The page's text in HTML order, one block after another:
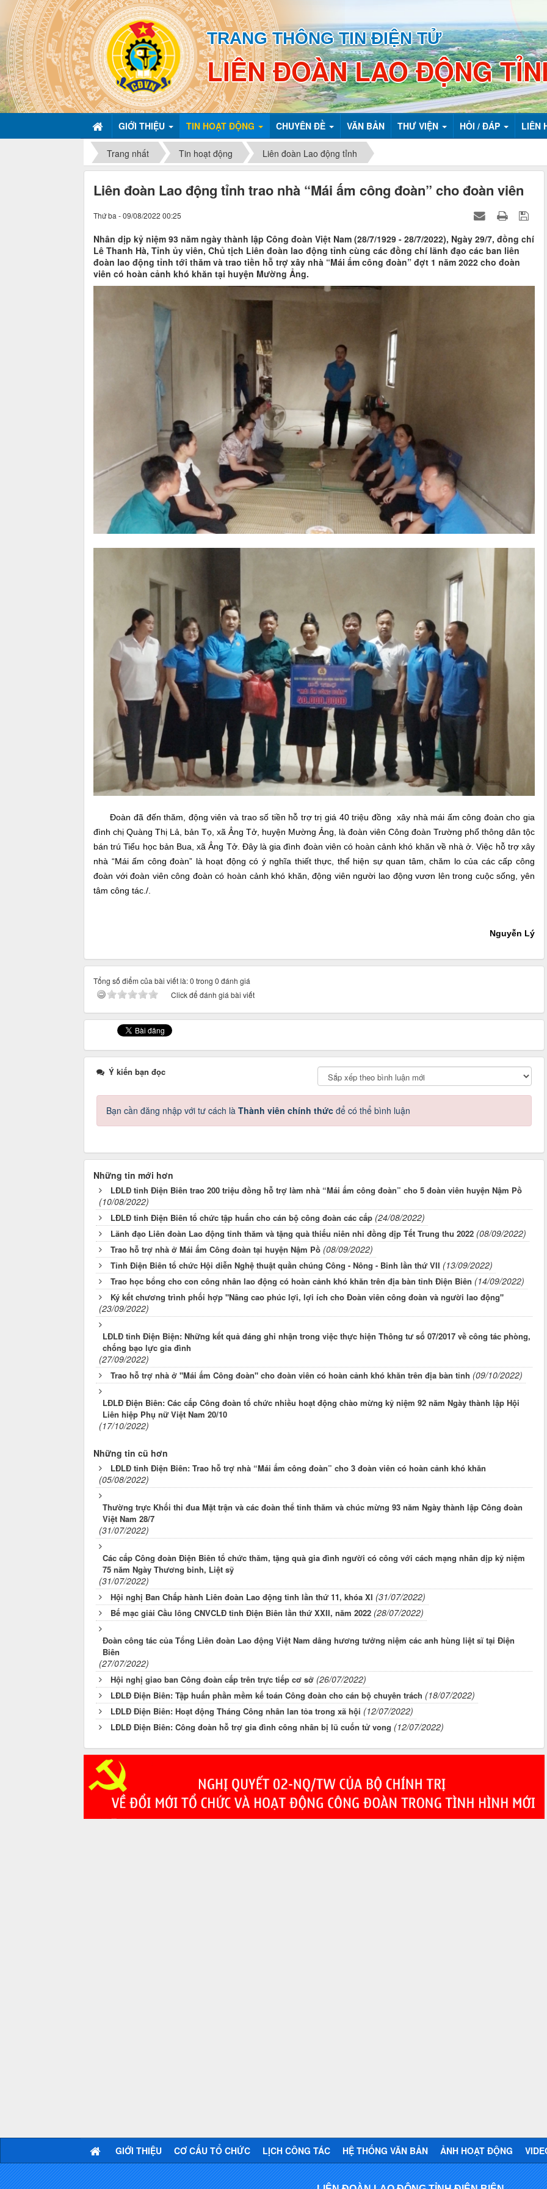
TRANG THÔNG TIN ĐIỆN TỬ
LIÊN ĐOÀN LAO ĐỘNG
GIỚI THIỆU TIN HOẠT ĐỘNG CHUYÊN ĐỀ VĂN BẢN THƯ VIỆN HỎI / ĐÁP LIÊN
Trang nhất Tin hoạt động Liên đoàn Lao động tỉnh
Liên đoàn Lao động tỉnh trao nhà “Mái ấm công đoàn” cho đoàn viên
Thứ ba - 09/08/2022 00:25
Nhân dịp kỷ niệm 93 năm ngày thành lập Công đoàn Việt Nam (28/7/1929 - 28/7/2022), Ngày 29/7, đồng chí
Lê Thanh Hà, Tỉnh ủy viên, Chủ tịch Liên đoàn lao động tỉnh cùng các đồng chí lãnh đạo các ban liên
đoàn lao động tỉnh tới thăm và trao tiền hỗ trợ xây nhà “Mái ấm công đoàn” đợt 1 năm 2022 cho đoàn
viên có hoàn cảnh khó khăn tại huyện Mường Ảng.
Đoàn đã đến thăm, động viên và trao số tiền hỗ trợ trị giá 40 triệu đồng xây nhà mái ấm công đoàn cho gia
đình chị Quàng Thị Lả, bản Tọ, xã Ẳng Tở, huyện Mường Ảng, là đoàn viên Công đoàn Trường phổ thông dân tộc
bán trú Tiểu học bản Bua, xã Ẳng Tở. Đây là gia đình đoàn viên có hoàn cảnh khó khăn về nhà ở. Việc hỗ trợ xây
nhà “Mái ấm công đoàn” là hoạt động có ý nghĩa thiết thực, thể hiện sự quan tâm, chăm lo của các cấp công
đoàn với đoàn viên công đoàn có hoàn cảnh khó khăn, động viên người lao động vươn lên trong cuộc sống, yên
tâm công tác./.
Nguyễn Lý
Tổng số điểm của bài viết là: 0 trong 0 đánh giá
Click để đánh giá bài viết
Ý kiến bạn đọc
Bạn cần đăng nhập với tư cách là Thành viên chính thức để có thể bình luận
Những tin mới hơn
LĐLĐ tỉnh Điện Biên trao 200 triệu đồng hỗ trợ làm nhà “Mái ấm công đoàn” cho 5 đoàn viên huyện Nậm Pồ
(10/08/2022)
LĐLĐ tỉnh Điện Biên tổ chức tập huấn cho cán bộ công đoàn các cấp (24/08/2022)
Lãnh đạo Liên đoàn Lao động tỉnh thăm và tặng quà thiếu niên nhi đồng dịp Tết Trung thu 2022 (08/09/2022)
Trao hỗ trợ nhà ở Mái ấm Công đoàn tại huyện Nậm Pồ (08/09/2022)
Tỉnh Điện Biên tổ chức Hội diễn Nghệ thuật quần chúng Công - Nông - Binh lần thứ VII (13/09/2022)
Trao học bổng cho con công nhân lao động có hoàn cảnh khó khăn trên địa bàn tỉnh Điện Biên (14/09/2022)
Ký kết chương trình phối hợp "Nâng cao phúc lợi, lợi ích cho Đoàn viên công đoàn và người lao động"
(23/09/2022)
LĐLĐ tỉnh Điện Biện: Những kết quả đáng ghi nhận trong việc thực hiện Thông tư số 07/2017 về công tác phòng,
chống bạo lực gia đình
(27/09/2022)
Trao hỗ trợ nhà ở "Mái ấm Công đoàn" cho đoàn viên có hoàn cảnh khó khăn trên địa bàn tỉnh (09/10/2022)
LĐLĐ Điện Biên: Các cấp Công đoàn tổ chức nhiều hoạt động chào mừng kỷ niệm 92 năm Ngày thành lập Hội
Liên hiệp Phụ nữ Việt Nam 20/10
(17/10/2022)
Những tin cũ hơn
LĐLĐ tỉnh Điện Biên: Trao hỗ trợ nhà “Mái ấm công đoàn” cho 3 đoàn viên có hoàn cảnh khó khăn
(05/08/2022)
Thường trực Khối thi đua Mặt trận và các đoàn thể tỉnh thăm và chúc mừng 93 năm Ngày thành lập Công đoàn
Việt Nam 28/7
(31/07/2022)
Các cấp Công đoàn Điện Biên tổ chức thăm, tặng quà gia đình người có công với cách mạng nhân dịp kỷ niệm
75 năm Ngày Thương binh, Liệt sỹ
(31/07/2022)
Hội nghị Ban Chấp hành Liên đoàn Lao động tỉnh lần thứ 11, khóa XI (31/07/2022)
Bế mạc giải Cầu lông CNVCLĐ tỉnh Điện Biên lần thứ XXII, năm 2022 (28/07/2022)
Đoàn công tác của Tổng Liên đoàn Lao động Việt Nam dâng hương tưởng niệm các anh hùng liệt sĩ tại Điện
Biên
(27/07/2022)
Hội nghị giao ban Công đoàn cấp trên trực tiếp cơ sở (26/07/2022)
LĐLĐ Điện Biên: Tập huấn phần mềm kế toán Công đoàn cho cán bộ chuyên trách (18/07/2022)
LĐLĐ Điện Biên: Hoạt động Tháng Công nhân lan tỏa trong xã hội (12/07/2022)
LĐLĐ Điện Biên: Công đoàn hỗ trợ gia đình công nhân bị lũ cuốn tử vong (12/07/2022)
GIỚI THIỆU CƠ CẤU TỔ CHỨC LỊCH CÔNG TÁC HỆ THỐNG VĂN BẢN ẢNH HOẠT ĐỘNG